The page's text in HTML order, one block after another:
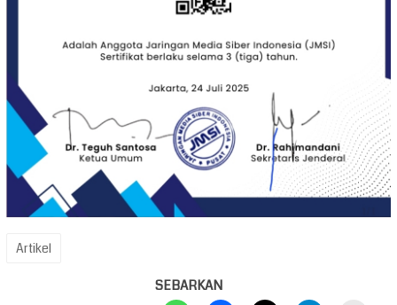
Artikel
SEBARKAN